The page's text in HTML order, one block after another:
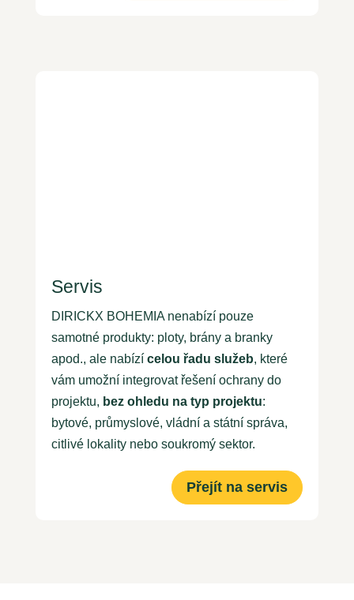
Servis
DIRICKX BOHEMIA nenabízí pouze
samotné produkty: ploty, brány a branky
apod., ale nabízí celou řadu služeb, které
vám umožní integrovat řešení ochrany do
projektu, bez ohledu na typ projektu:
bytové, průmyslové, vládní a státní správa,
citlivé lokality nebo soukromý sektor.
Přejít na servis